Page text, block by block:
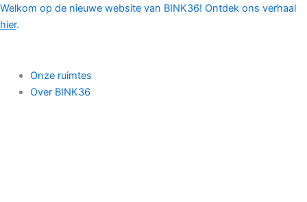
Ga
naar
Welkom op de nieuwe website van BINK36! Ontdek ons verhaal
hier.
Onze ruimtes
Over BINK36